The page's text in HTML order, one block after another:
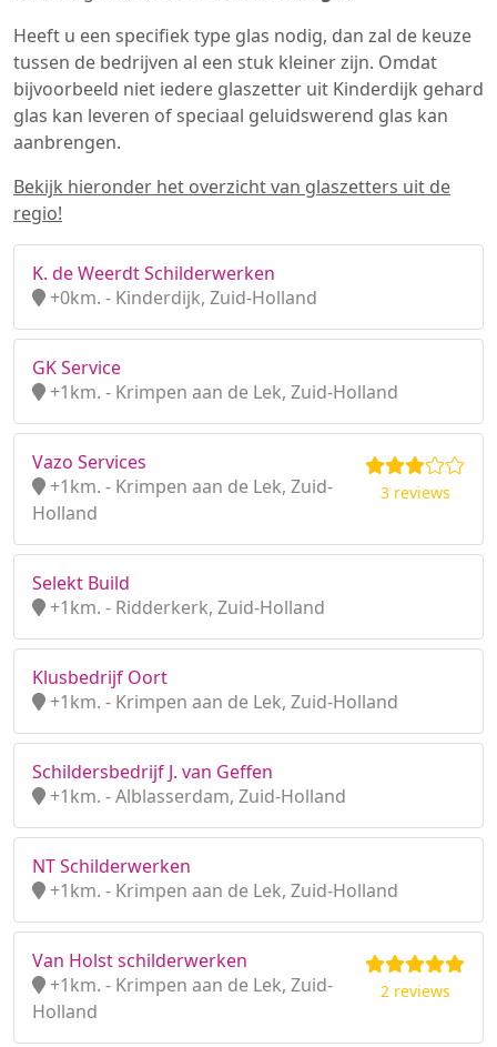
Heeft u een specifiek type glas nodig, dan zal de keuze
tussen de bedrijven al een stuk kleiner zijn. Omdat
bijvoorbeeld niet iedere glaszetter uit Kinderdijk gehard
glas kan leveren of speciaal geluidswerend glas kan
aanbrengen.
Bekijk hieronder het overzicht van glaszetters uit de
regio!
K. de Weerdt Schilderwerken
+0km. - Kinderdijk, Zuid-Holland
GK Service
+1km. - Krimpen aan de Lek, Zuid-Holland
Vazo Services
+1km. - Krimpen aan de Lek, Zuid-
Holland
3 reviews
Selekt Build
+1km. - Ridderkerk, Zuid-Holland
Klusbedrijf Oort
+1km. - Krimpen aan de Lek, Zuid-Holland
Schildersbedrijf J. van Geffen
+1km. - Alblasserdam, Zuid-Holland
NT Schilderwerken
+1km. - Krimpen aan de Lek, Zuid-Holland
Van Holst schilderwerken
+1km. - Krimpen aan de Lek, Zuid-
Holland
2 reviews